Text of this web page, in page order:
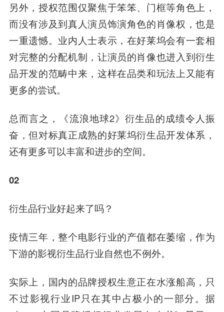
另外，授权范围仅聚焦于笨笨、门框等角色上，
而没有涉及到真人演员饰演角色的肖像权，也是
一重遗憾。业内人士表示，在好莱坞会有一套相
对完整的分配机制，让演员的肖像也进入到衍生
品开发的范畴中来，这样在品类和玩法上又能有
更多的尝试。
总而言之，《流浪地球2》衍生品的成绩令人振
奋，但对标真正成熟的好莱坞衍生品开发体系，
还有更多可以丰富和进步的空间。
02
衍生品行业好起来了吗？
疫情三年，整个电影行业的产值都在萎缩，作为
下游的影视衍生品行业自然也不例外。
实际上，国内的品牌授权生意正在水涨船高，只
不过影视行业IP只在其中占极小的一部分。据